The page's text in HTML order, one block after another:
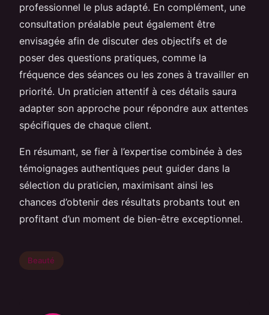
professionnel le plus adapté. En complément, une
consultation préalable peut également être
envisagée afin de discuter des objectifs et de
poser des questions pratiques, comme la
fréquence des séances ou les zones à travailler en
priorité. Un praticien attentif à ces détails saura
adapter son approche pour répondre aux attentes
spécifiques de chaque client.
En résumant, se fier à l’expertise combinée à des
témoignages authentiques peut guider dans la
sélection du praticien, maximisant ainsi les
chances d’obtenir des résultats probants tout en
profitant d’un moment de bien-être exceptionnel.
Beauté